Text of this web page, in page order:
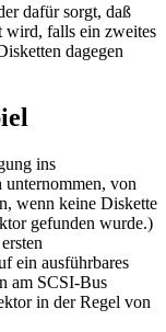
dafür sorgt, daß
wird, falls ein zweites
dagegen
ins
unternommen, von
wenn keine Diskette
gefunden wurde.)
ein ausführbares
am SCSI-Bus
in der Regel von